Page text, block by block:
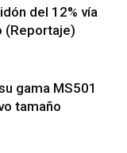
del 12% vía
(Reportaje)
gama MS501
tamaño